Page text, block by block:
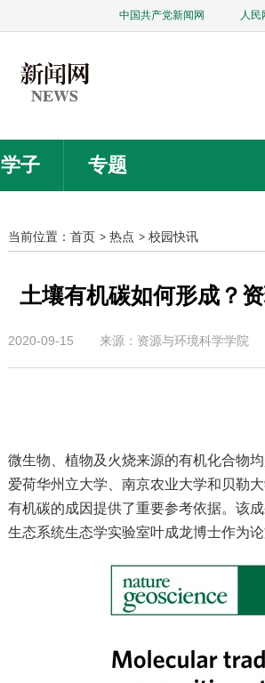
中国共产党新闻网 人民
学子 专题
当前位置： 首页 热点 校园快讯
土壤有机碳如何形成？
2020-09-15 来源：资源与环境科学学院
微生物、植物及火烧来源的有机化合物
爱荷华州立大学、南京农业大学和贝勒
有机碳的成因提供了重要参考依据。该
生态系统生态学实验室叶成龙博士作为